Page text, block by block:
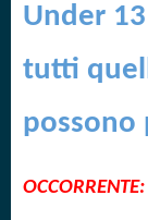
Under
tutti
possono
OCCORRENTE: